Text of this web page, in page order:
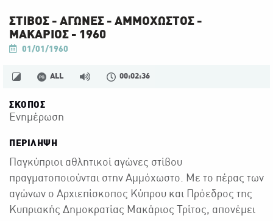
ΣΤΙΒΟΣ - ΑΓΩΝΕΣ - ΑΜΜΟΧΩΣΤΟΣ -
ΜΑΚΑΡΙΟΣ - 1960
01/01/1960
ALL 00:02:36
ΣΚΟΠΟΣ
Ενημέρωση
ΠΕΡΙΛΗΨΗ
Παγκύπριοι αθλητικοί αγώνες στίβου
πραγματοποιούνται στην Αμμόχωστο. Με το πέρας των
αγώνων ο Αρχιεπίσκοπος Κύπρου και Πρόεδρος της
Κυπριακής Δημοκρατίας Μακάριος Τρίτος, απονέμει